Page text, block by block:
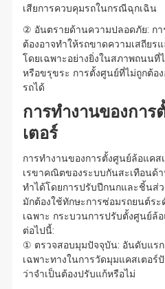
เสียการควบคุมรถในกรณีฉุกเฉิน
② อันตรายด้านความปลอดภัย: กา
ต้องอาจทำให้รถขาดความเสถียร
โดยเฉพาะอย่างยิ่งในสภาพถนนที่
หรือขรุขระ การตั้งศูนย์ที่ไม่ถูกต้อ
รถได้
การทำงานของกา
เตอร์
การทำงานของการตั้งศูนย์ล้อแคส
เรขาคณิตของระบบกันสะเทือนด้
ทำได้โดยการปรับปีกนกและชิ้นส่
มักต้องใช้ทักษะการซ่อมรถยนต์ร
เฉพาะ กระบวนการปรับตั้งศูนย์ล้
ต่อไปนี้:
① ตรวจสอบมุมปัจจุบัน: อันดับแรก
เฉพาะทางในการวัดมุมแคสเตอร์
ว่าจำเป็นต้องปรับแก้หรือไม่